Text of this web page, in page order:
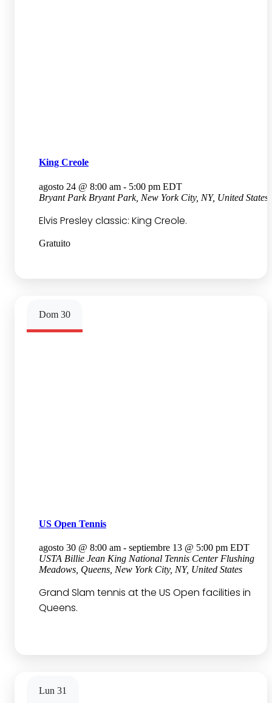
King Creole
agosto 24 @ 8:00 am - 5:00 pm EDT
Bryant Park Bryant Park, New York City, NY, United States
Elvis Presley classic: King Creole.
Gratuito
Dom 30
US Open Tennis
agosto 30 @ 8:00 am - septiembre 13 @ 5:00 pm EDT
USTA Billie Jean King National Tennis Center Flushing
Meadows, Queens, New York City, NY, United States
Grand Slam tennis at the US Open facilities in
Queens.
Lun 31